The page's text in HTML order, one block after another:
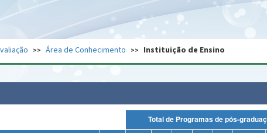
Ministério do Desenvolvimento
Regional e
Advocacia-Geral da União Banco Central do Brasil
Área de Conhecimento Instituição de Ensino
Total de Programas de pós-